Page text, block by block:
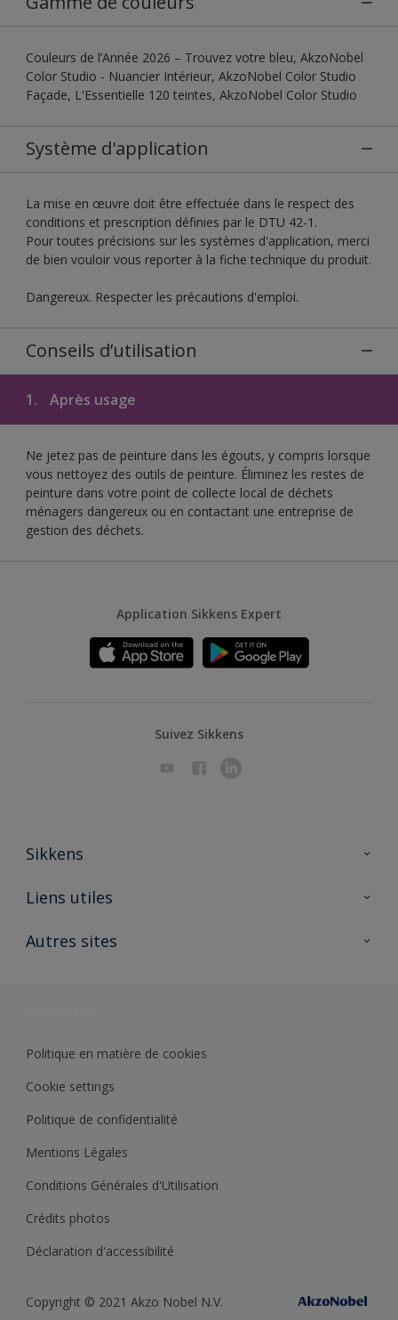
Couleurs de l’Année 2026 – Trouvez votre bleu, AkzoNobel
Color Studio - Nuancier Intérieur, AkzoNobel Color Studio
Façade, L'Essentielle 120 teintes, AkzoNobel Color Studio
Système d'application
La mise en œuvre doit être effectuée dans le respect des
conditions et prescription définies par le DTU 42-1.
Pour toutes précisions sur les systèmes d'application, merci
de bien vouloir vous reporter à la fiche technique du produit.
Dangereux. Respecter les précautions d'emploi.
Conseils d’utilisation
1. Après usage
Ne jetez pas de peinture dans les égouts, y compris lorsque
vous nettoyez des outils de peinture. Éliminez les restes de
peinture dans votre point de collecte local de déchets
ménagers dangereux ou en contactant une entreprise de
gestion des déchets.
Application Sikkens Expert
Suivez Sikkens
Sikkens
A propos de Sikkens
Liens utiles
Ouvrir un magasin PASS
Autres sites
Politique en matière de cookies
Cookie settings
Politique de confidentialité
Mentions Légales
Conditions Générales d'Utilisation
Crédits photos
Déclaration d'accessibilité
Copyright © 2021 Akzo Nobel N.V.